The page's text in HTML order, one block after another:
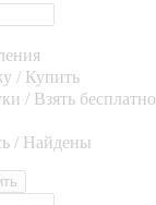
/ Купить
/ Взять бесплатно
/ Найдены